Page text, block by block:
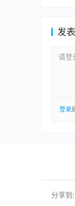
分享到:
发
请登
登录